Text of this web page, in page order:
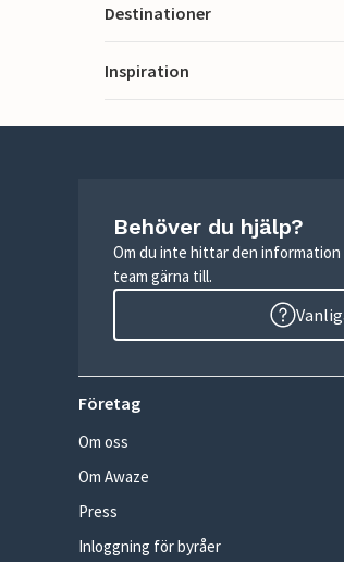
Destinationer
Inspiration
Behöver du hjälp?
Om du inte hittar den information
team gärna till.
Företag
Om oss
Om Awaze
Press
Inloggning för byråer